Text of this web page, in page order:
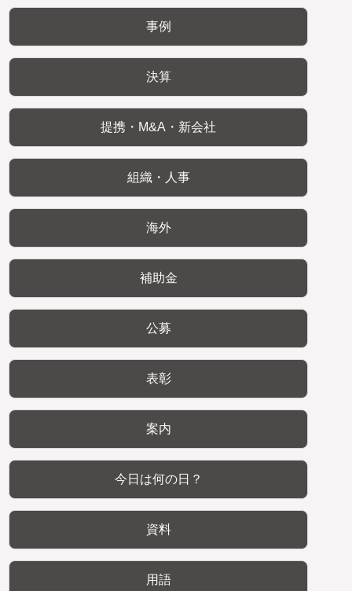
事例
決算
提携・M&A・新会社
組織・人事
海外
補助金
公募
表彰
案内
今日は何の日？
資料
用語